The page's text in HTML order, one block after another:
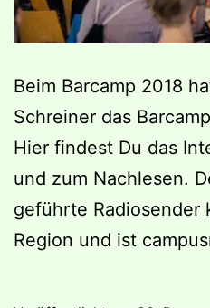
Beim Barcamp 2018
Schreiner das
Hier findest Du das
und zum Nachlesen.
geführte Radiosender
Region und ist